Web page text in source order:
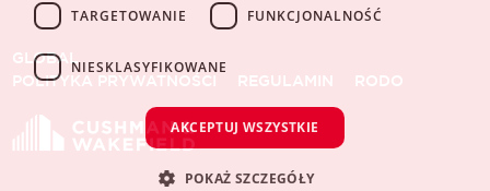
GLOBAL
POLITYKA PRYWATNOŚCI
REGULAMIN RODO
TARGETOWANIE FUNKCJONALNOŚĆ
NIESKLASYFIKOWANE
AKCEPTUJ WSZYSTKIE
POKAŻ SZCZEGÓŁY